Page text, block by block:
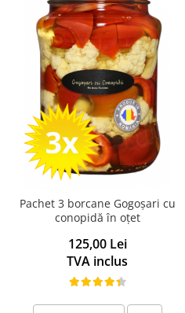
Pachet 3 borcane Gogoșari cu
conopidă în oțet
125,00 Lei
TVA inclus